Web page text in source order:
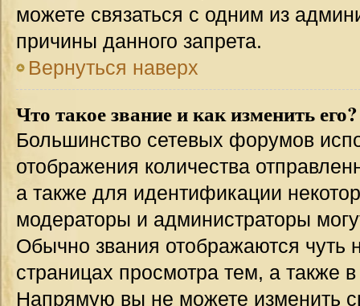
можете связаться с одним из
причины данного запрета.
Вернуться наверх
Что такое звание и как изменить его?
Большинство сетевых форумов
отображения количества
а также для идентификации
модераторы и администраторы
Обычно звания отображаются чуть
страницах просмотра тем, а также
Напрямую вы не можете изменить